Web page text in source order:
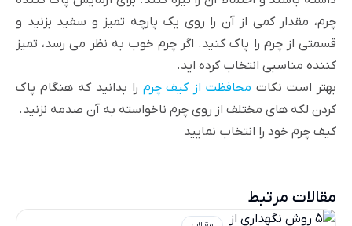
چرم، مقدار کمی از آن را روی یک پارچه تمیز و سفید بزنید و
قسمتی از چرم را پاک کنید. اگر چرم خوب به نظر می رسد، تمیز
کننده مناسبی انتخاب کرده اید.
بهتر است نکات محافظت از کیف چرم را بدانید که هنگام پاک
کردن لکه های مختلف از روی چرم ناخواسته به آن صدمه نزنید.
کیف چرم خود را انتخاب نمایید
مقالات مرتبط